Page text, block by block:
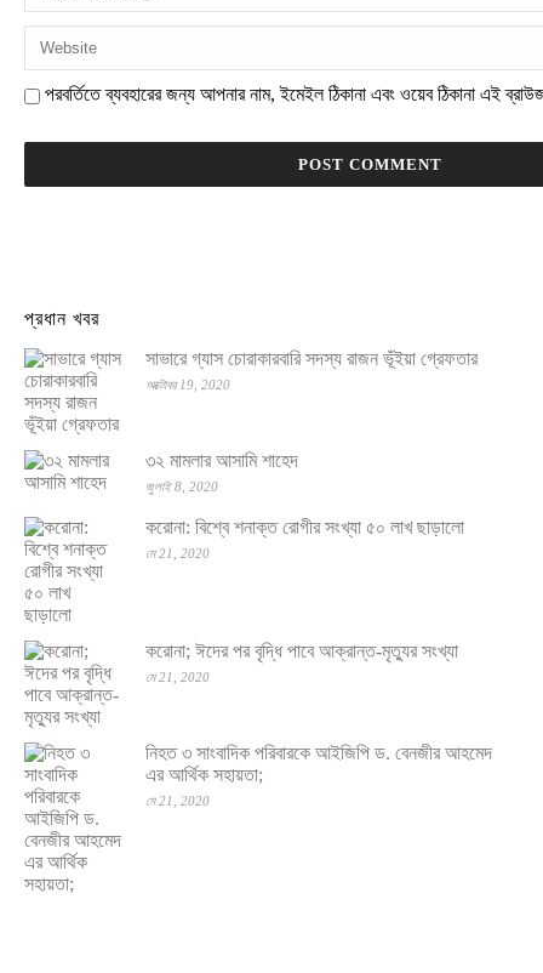
পরবর্তিতে ব্যবহারের জন্য আপনার নাম, ইমেইল ঠিকানা এবং ওয়েব ঠিকানা এই
প্রধান খবর
সাভারে গ্যাস চোরাকারবারি সদস্য রাজন ভূঁইয়া গ্রেফতার
অক্টোবর 19, 2020
৩২ মামলার আসামি শাহেদ
জুলাই 8, 2020
করোনা: বিশ্বে শনাক্ত রোগীর সংখ্যা ৫০ লাখ ছাড়ালো
মে 21, 2020
করোনা; ঈদের পর বৃদ্ধি পাবে আক্রান্ত-মৃত্যুর সংখ্যা
মে 21, 2020
নিহত ৩ সাংবাদিক পরিবারকে আইজিপি ড. বেনজীর আহমেদ
এর আর্থিক সহায়তা;
মে 21, 2020